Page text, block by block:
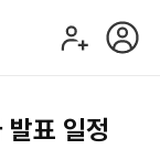
표 일정